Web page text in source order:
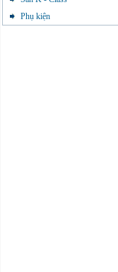
Phụ kiện